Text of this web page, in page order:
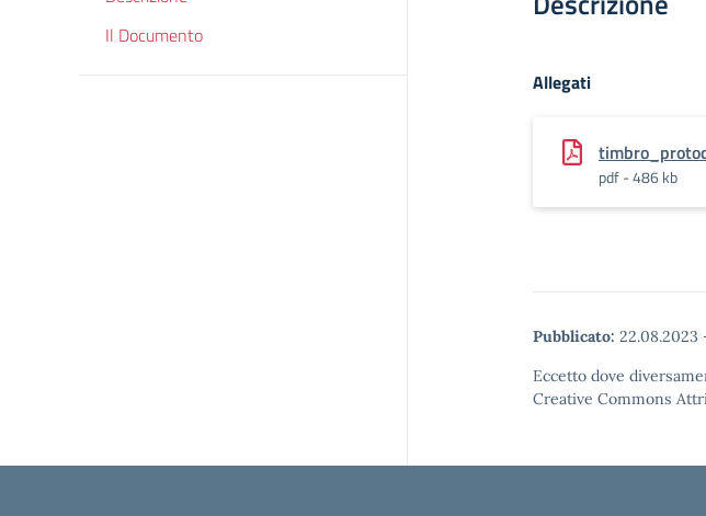
Il Documento
Allegati
pdf - 486 kb
Pubblicato: 22.08.2023
Eccetto dove
Creative Commons